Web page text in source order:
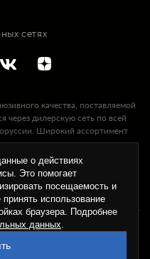
сетях
качества, поставляемой
через дилерскую сеть по всей
Широкий ассортимент
систем и аппаратуры, качество
уровень технической
обслуживания — это то, что A&T
дилерам и покупателям.
только с разрешения
A&T trade, 2025
о действиях
Это помогает
посещаемость и
использование
браузера. Подробнее
данных.